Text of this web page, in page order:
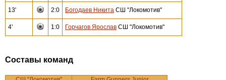
13' 2:0 Богодаев Никита СШ "Локомотив"
4' 1:0 Горчагов Ярослав СШ "Локомотив"
Составы команд